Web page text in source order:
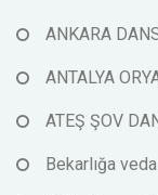
ANKARA
ANTALYA
ATEŞ ŞOV
Bekarlığa